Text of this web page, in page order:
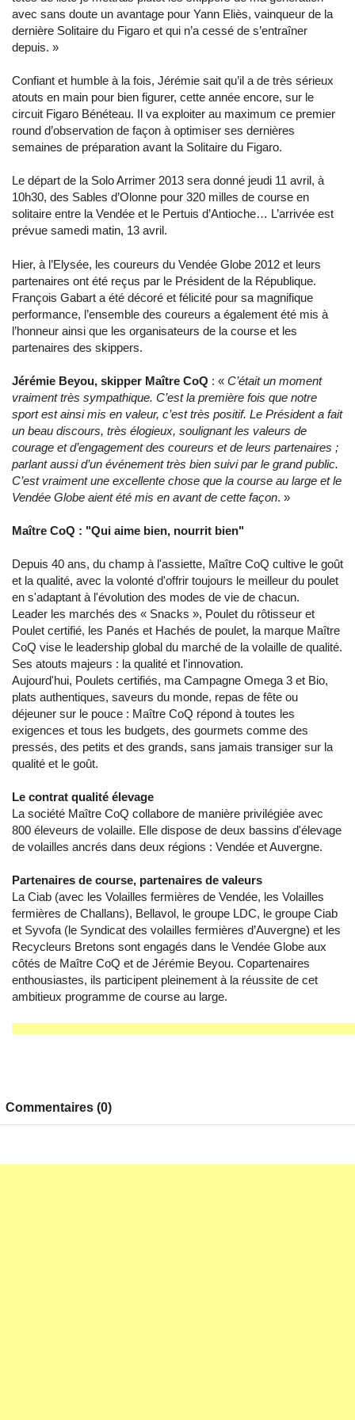
avec sans doute un avantage pour Yann Eliès, vainqueur de la
dernière Solitaire du Figaro et qui n’a cessé de s’entraîner
depuis. »
Confiant et humble à la fois, Jérémie sait qu’il a de très sérieux
atouts en main pour bien figurer, cette année encore, sur le
circuit Figaro Bénéteau. Il va exploiter au maximum ce premier
round d’observation de façon à optimiser ses dernières
semaines de préparation avant la Solitaire du Figaro.
Le départ de la Solo Arrimer 2013 sera donné jeudi 11 avril, à
10h30, des Sables d’Olonne pour 320 milles de course en
solitaire entre la Vendée et le Pertuis d’Antioche… L’arrivée est
prévue samedi matin, 13 avril.
Hier, à l’Elysée, les coureurs du Vendée Globe 2012 et leurs
partenaires ont été reçus par le Président de la République.
François Gabart a été décoré et félicité pour sa magnifique
performance, l’ensemble des coureurs a également été mis à
l’honneur ainsi que les organisateurs de la course et les
partenaires des skippers.
Jérémie Beyou, skipper Maître CoQ : « C’était un moment
vraiment très sympathique. C’est la première fois que notre
sport est ainsi mis en valeur, c’est très positif. Le Président a fait
un beau discours, très élogieux, soulignant les valeurs de
courage et d’engagement des coureurs et de leurs partenaires ;
parlant aussi d’un événement très bien suivi par le grand public.
C’est vraiment une excellente chose que la course au large et le
Vendée Globe aient été mis en avant de cette façon. »
Maître CoQ : "Qui aime bien, nourrit bien"
Depuis 40 ans, du champ à l'assiette, Maître CoQ cultive le goût
et la qualité, avec la volonté d'offrir toujours le meilleur du poulet
en s'adaptant à l'évolution des modes de vie de chacun.
Leader les marchés des « Snacks », Poulet du rôtisseur et
Poulet certifié, les Panés et Hachés de poulet, la marque Maître
CoQ vise le leadership global du marché de la volaille de qualité.
Ses atouts majeurs : la qualité et l'innovation.
Aujourd'hui, Poulets certifiés, ma Campagne Omega 3 et Bio,
plats authentiques, saveurs du monde, repas de fête ou
déjeuner sur le pouce : Maître CoQ répond à toutes les
exigences et tous les budgets, des gourmets comme des
pressés, des petits et des grands, sans jamais transiger sur la
qualité et le goût.
Le contrat qualité élevage
La société Maître CoQ collabore de manière privilégiée avec
800 éleveurs de volaille. Elle dispose de deux bassins d'élevage
de volailles ancrés dans deux régions : Vendée et Auvergne.
Partenaires de course, partenaires de valeurs
La Ciab (avec les Volailles fermières de Vendée, les Volailles
fermières de Challans), Bellavol, le groupe LDC, le groupe Ciab
et Syvofa (le Syndicat des volailles fermières d’Auvergne) et les
Recycleurs Bretons sont engagés dans le Vendée Globe aux
côtés de Maître CoQ et de Jérémie Beyou. Copartenaires
enthousiastes, ils participent pleinement à la réussite de cet
ambitieux programme de course au large.
Commentaires (0)